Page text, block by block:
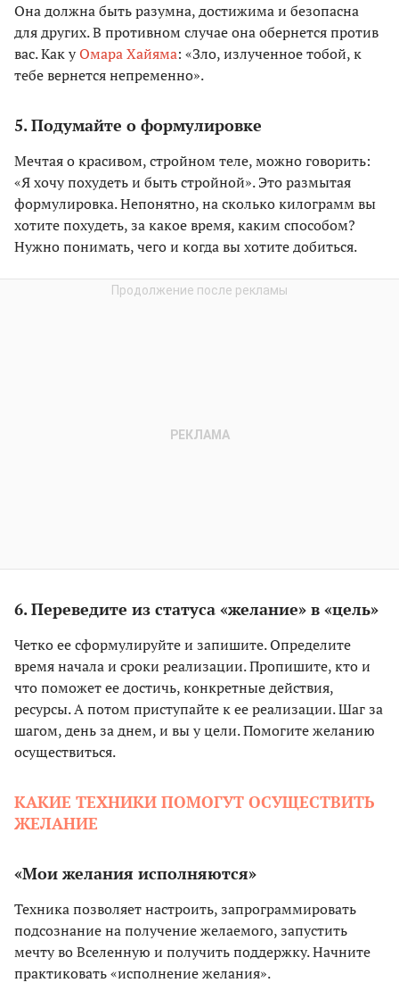
Она должна быть разумна, достижима и безопасна
для других. В противном случае она обернется против
вас. Как уОмара Хайяма: «Зло, излученное тобой, к
тебе вернется непременно».
5. Подумайте о формулировке
Мечтая о красивом, стройном теле, можно говорить:
«Я хочу похудеть и быть стройной». Это размытая
формулировка. Непонятно, на сколько килограмм вы
хотите похудеть, за какое время, каким способом?
Нужно понимать, чего и когда вы хотите добиться.
6. Переведите из статуса «желание» в «цель»
Четко ее сформулируйте и запишите. Определите
время начала и сроки реализации. Пропишите, кто и
что поможет ее достичь, конкретные действия,
ресурсы. А потом приступайте к ее реализации. Шаг за
шагом, день за днем, и вы у цели. Помогите желанию
осуществиться.
КАКИЕ ТЕХНИКИ ПОМОГУТ ОСУЩЕСТВИТЬ
ЖЕЛАНИЕ
«Мои желания исполняются»
Техника позволяет настроить, запрограммировать
подсознание на получение желаемого, запустить
мечту во Вселенную и получить поддержку. Начните
практиковать «исполнение желания».